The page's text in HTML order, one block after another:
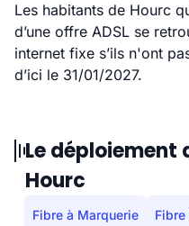
Les habitants de Hourc
d’une offre ADSL se
internet fixe s’ils n'ont
d’ici le 31/01/2027.
Le déploiement
Hourc
Fibre à Marquerie Fibre